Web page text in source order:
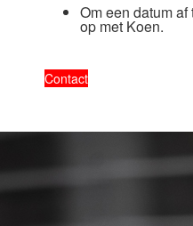
Om een datum
op met Koen.
Contact